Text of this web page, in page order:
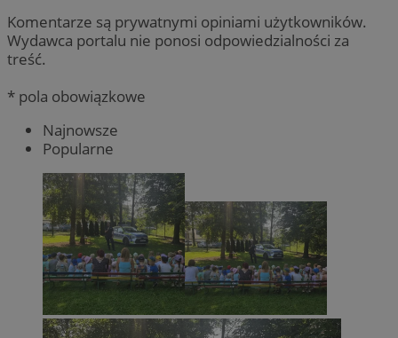
Komentarze są prywatnymi opiniami użytkowników.
Wydawca portalu nie ponosi odpowiedzialności za
treść.
* pola obowiązkowe
Najnowsze
Popularne